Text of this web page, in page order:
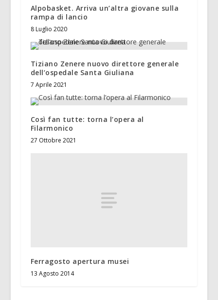
Alpobasket. Arriva un’altra giovane sulla
rampa di lancio
8 Luglio 2020
Tiziano Zenere nuovo direttore generale
dell’ospedale Santa Giuliana
7 Aprile 2021
Così fan tutte: torna l’opera al
Filarmonico
27 Ottobre 2021
Ferragosto apertura musei
13 Agosto 2014